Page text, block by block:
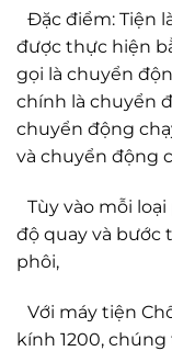
Đặc điểm: Tiện
được thực hiện
gọi là chuyển
chính là chuyển
chuyển động
và chuyển động
Tùy vào mỗi
độ quay và bước
phôi,
Với máy tiện
kính 1200,